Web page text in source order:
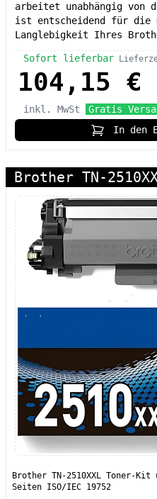
arbeitet unabhängig von
ist entscheidend für die
Langlebigkeit Ihres
Sofort lieferbar
104,15 €
inkl. MwSt
Gratis
In den
Brother TN-
Brother TN-2510XXL Toner-
Seiten ISO/IEC 19752